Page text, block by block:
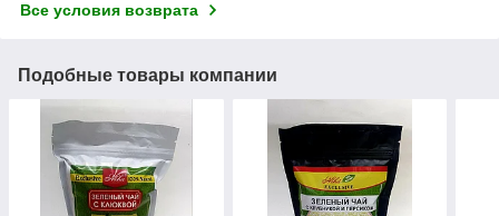
Все условия возврата
Подобные товары компании